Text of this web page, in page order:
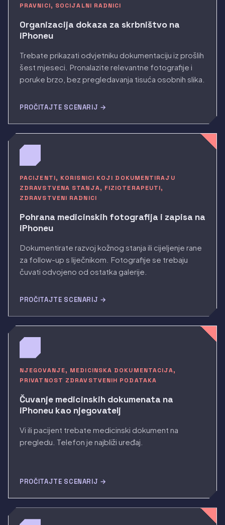
PRAVNICI, SOCIJALNI RADNICI
Organizacija dokaza za skrbništvo na
iPhoneu
Trebate prikazati odvjetniku dokumentaciju iz prošlih
šest mjeseci. Pronalazite relevantne fotografije i
poruke brzo, bez pregledavanja tisuća osobnih slika.
PROČITAJTE SCENARIJ →
PACIJENTI, KORISNICI KOJI DOKUMENTIRAJU
ZDRAVSTVENA STANJA, FIZIOTERAPEUTI,
ZDRAVSTVENI RADNICI
Pohrana medicinskih fotografija i zapisa na
iPhoneu
Dokumentirate razvoj kožnog stanja ili cijeljenje rane
za follow-up s liječnikom. Fotografije se trebaju
čuvati odvojeno od ostatka galerije.
PROČITAJTE SCENARIJ →
NJEGOVANJE, MEDICINSKA DOKUMENTACIJA,
PRIVATNOST ZDRAVSTVENIH PODATAKA
Čuvanje medicinskih dokumenata na
iPhoneu kao njegovatelj
Vi ili pacijent trebate medicinski dokument na
pregledu. Telefon je najbliži uređaj.
PROČITAJTE SCENARIJ →